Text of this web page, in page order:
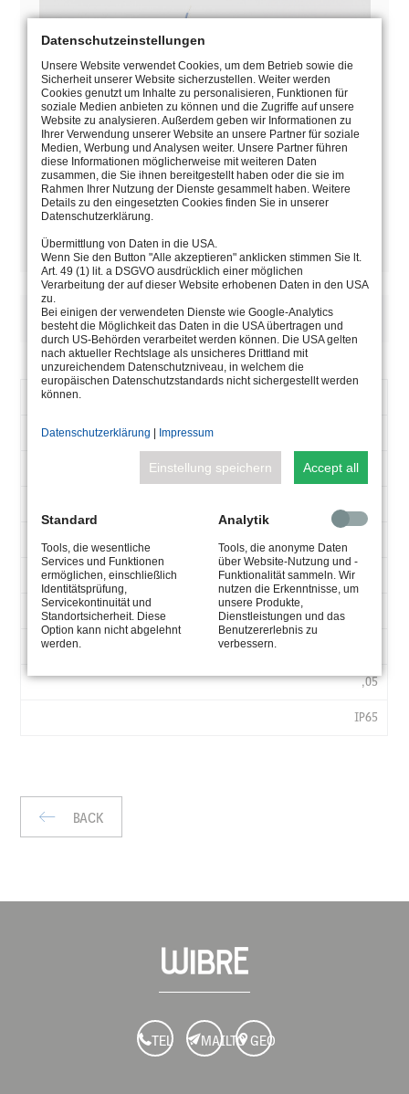
MANUAL
DESCRIPTION
ARTICLE
DC
TA
50-60
Max. 16,0
Max. 60°
,05
IP65
BACK
TEL MAILTO GEO
Datenschutzeinstellungen
Unsere Website verwendet Cookies, um dem Betrieb sowie die
Sicherheit unserer Website sicherzustellen. Weiter werden
Cookies genutzt um Inhalte zu personalisieren, Funktionen für
soziale Medien anbieten zu können und die Zugriffe auf unsere
Website zu analysieren. Außerdem geben wir Informationen zu
Ihrer Verwendung unserer Website an unsere Partner für soziale
Medien, Werbung und Analysen weiter. Unsere Partner führen
diese Informationen möglicherweise mit weiteren Daten
zusammen, die Sie ihnen bereitgestellt haben oder die sie im
Rahmen Ihrer Nutzung der Dienste gesammelt haben. Weitere
Details zu den eingesetzten Cookies finden Sie in unserer
Datenschutzerklärung.
Übermittlung von Daten in die USA.
Wenn Sie den Button "Alle akzeptieren" anklicken stimmen Sie lt.
Art. 49 (1) lit. a DSGVO ausdrücklich einer möglichen
Verarbeitung der auf dieser Website erhobenen Daten in den USA
zu.
Bei einigen der verwendeten Dienste wie Google-Analytics
besteht die Möglichkeit das Daten in die USA übertragen und
durch US-Behörden verarbeitet werden können. Die USA gelten
nach aktueller Rechtslage als unsicheres Drittland mit
unzureichendem Datenschutzniveau, in welchem die
europäischen Datenschutzstandards nicht sichergestellt werden
können.
Datenschutzerklärung | Impressum
Einstellung speichern Accept all
Standard
Tools, die wesentliche
Services und Funktionen
ermöglichen, einschließlich
Identitätsprüfung,
Servicekontinuität und
Standortsicherheit. Diese
Option kann nicht abgelehnt
werden.
Analytik
Tools, die anonyme Daten
über Website-Nutzung und -
Funktionalität sammeln. Wir
nutzen die Erkenntnisse, um
unsere Produkte,
Dienstleistungen und das
Benutzererlebnis zu
verbessern.